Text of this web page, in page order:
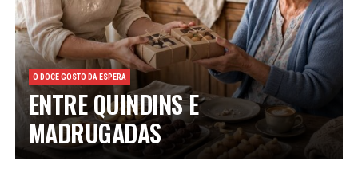
O DOCE GOSTO DA ESPERA
ENTRE QUINDINS E
MADRUGADAS